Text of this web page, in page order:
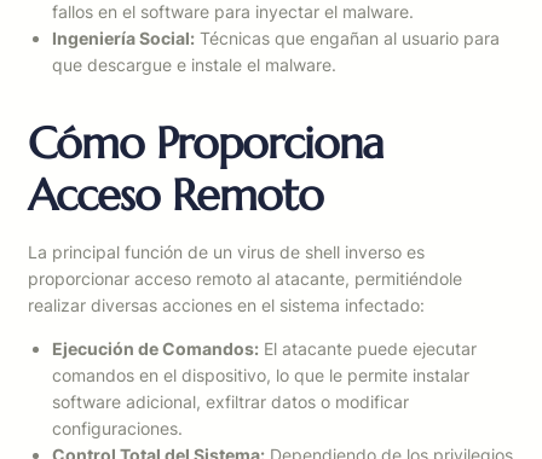
fallos en el software para inyectar el malware.
Ingeniería Social: Técnicas que engañan al usuario para
que descargue e instale el malware.
Cómo Proporciona
Acceso Remoto
La principal función de un virus de shell inverso es
proporcionar acceso remoto al atacante, permitiéndole
realizar diversas acciones en el sistema infectado:
Ejecución de Comandos: El atacante puede ejecutar
comandos en el dispositivo, lo que le permite instalar
software adicional, exfiltrar datos o modificar
configuraciones.